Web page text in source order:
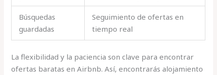
Búsquedas
guardadas
Seguimiento de ofertas en
tiempo real
La flexibilidad y la paciencia son clave para encontrar
ofertas baratas en Airbnb. Así, encontrarás alojamiento